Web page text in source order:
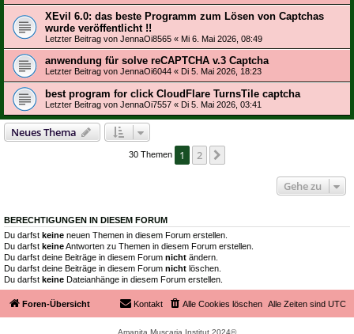
XEvil 6.0: das beste Programm zum Lösen von Captchas
wurde veröffentlicht !!
Letzter Beitrag von JennaOi8565 « Mi 6. Mai 2026, 08:49
anwendung für solve reCAPTCHA v.3 Captcha
Letzter Beitrag von JennaOi6044 « Di 5. Mai 2026, 18:23
best program for click CloudFlare TurnsTile captcha
Letzter Beitrag von JennaOi7557 « Di 5. Mai 2026, 03:41
Neues Thema
30 Themen 1 2
Gehe zu
BERECHTIGUNGEN IN DIESEM FORUM
Du darfst keine neuen Themen in diesem Forum erstellen.
Du darfst keineAntworten zu Themen in diesem Forum erstellen.
Du darfst deine Beiträge in diesem Forum nicht ändern.
Du darfst deine Beiträge in diesem Forum nicht löschen.
Du darfst keine Dateianhänge in diesem Forum erstellen.
Foren-Übersicht Alle Zeiten sind UTC
Alle Cookies löschen
Kontakt
Amanita Muscaria Institut 2024©